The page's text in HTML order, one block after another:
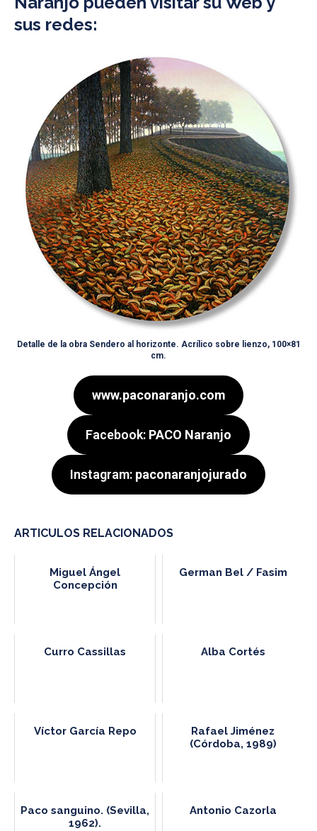
sus redes:
Detalle de la obra Sendero al horizonte. Acrílico sobre lienzo, 100×81
cm.
www.paconaranjo.com
Facebook: PACO Naranjo
Instagram: paconaranjojurado
ARTICULOS RELACIONADOS
Miguel Ángel
Concepción
German Bel / Fasim
Curro Cassillas Alba Cortés
Víctor García Repo
Rafael Jiménez
(Córdoba, 1989)
Paco sanguino. (Sevilla,
1962).
Antonio Cazorla